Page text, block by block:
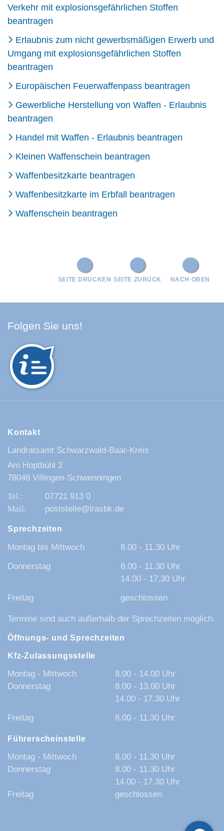
Verkehr mit explosionsgefährlichen Stoffen
beantragen
Erlaubnis zum nicht gewerbsmäßigen Erwerb und
Umgang mit explosionsgefährlichen Stoffen
beantragen
Europäischen Feuerwaffenpass beantragen
Gewerbliche Herstellung von Waffen - Erlaubnis
beantragen
Handel mit Waffen - Erlaubnis beantragen
Kleinen Waffenschein beantragen
Waffenbesitzkarte beantragen
Waffenbesitzkarte im Erbfall beantragen
Waffenschein beantragen
NACH OBEN
SEITE ZURÜCK
SEITE DRUCKEN
Folgen Sie uns!
Kontakt
Landratsamt Schwarzwald-Baar-Kreis
Am Hoptbühl 2
78048 Villingen-Schwenningen
07721 913 0
poststelle@lrasbk.de
Sprechzeiten
Montag bis Mittwoch
8.00 - 11.30 Uhr
Donnerstag
8.00 - 11.30 Uhr
14.00 - 17.30 Uhr
Freitag
geschlossen
Termine sind auch außerhalb der Sprechzeiten möglich.
Öffnungs- und Sprechzeiten
Kfz-Zulassungsstelle
Montag - Mittwoch
8.00 - 14.00 Uhr
Donnerstag
8.00 - 13.00 Uhr
14.00 - 17.30 Uhr
Freitag
8.00 - 11.30 Uhr
Führerscheinstelle
Montag - Mittwoch
8.00 - 11.30 Uhr
Donnerstag
8.00 - 11.30 Uhr
14.00 - 17.30 Uhr
Freitag
geschlossen